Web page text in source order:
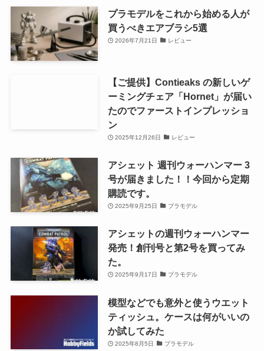
プラモデルをこれから始める人が
買うべきエアブラシ5選
2026年7月21日 レビュー
【ご提供】Contieaks の新しいゲ
ーミングチェア「Hornet」が届い
たのでファーストインプレッショ
ン
2025年12月26日 レビュー
アシェット 週刊ウォーハンマー 3
号が届きました！！今回から定期
購読です。
2025年9月25日 プラモデル
アシェットの週刊ウォーハンマー
発売！創刊号と第2号を買ってみ
た。
2025年9月17日 プラモデル
模型などでも意外と使うウエット
ティッシュ。ケースは何がいいの
か試してみた
2025年8月5日 プラモデル